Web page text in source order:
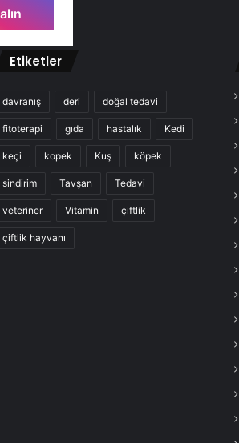
Etiketler
davranış deri doğal tedavi
fitoterapi gıda hastalık Kedi
keçi kopek Kuş köpek
sindirim Tavşan Tedavi
veteriner Vitamin çiftlik
çiftlik hayvanı